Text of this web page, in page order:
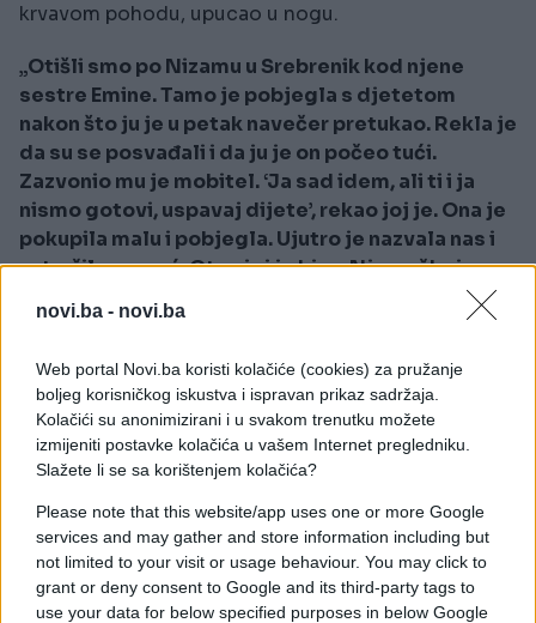
novi.ba - novi.ba
Web portal Novi.ba koristi kolačiće (cookies) za pružanje
boljeg korisničkog iskustva i ispravan prikaz sadržaja.
Kolačići su anonimizirani i u svakom trenutku možete
izmijeniti postavke kolačića u vašem Internet pregledniku.
Slažete li se sa korištenjem kolačića?
Please note that this website/app uses one or more Google
services and may gather and store information including but
not limited to your visit or usage behaviour. You may click to
grant or deny consent to Google and its third-party tags to
use your data for below specified purposes in below Google
krvavom pohodu, upucao u nogu.
„Otišli smo po Nizamu u Srebrenik kod njene
sestre Emine. Tamo je pobjegla s djetetom
nakon što ju je u petak navečer pretukao. Rekla je
da su se posvađali i da ju je on počeo tući.
Zazvonio mu je mobitel. ‘Ja sad idem, ali ti i ja
nismo gotovi, uspavaj dijete’, rekao joj je. Ona je
pokupila malu i pobjegla. Ujutro je nazvala nas i
zatražila pomoć. Otac joj je bio u Njemačkoj, a
mama joj je bolesna i nije željela ići kod njih. Bila
je sva u modricama. Nermin ju je stalno zvao,
policiji i popodne tog dana došli su policajci
razgovarati s Nizamom.
Vidjeli su i dijete i njene povrede, sve su zapisali.
tako automatski ići tužba protiv njega, no ona je
rekla da se toga boji i da za sada samo traži
zaštitu. Sjećam se da nam je Nizama tada rekla
‘ako taj predmet dođe kod jedne sutkinje ništa